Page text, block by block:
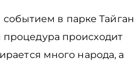
в парке Тайган
процедура происходит
много народа, а